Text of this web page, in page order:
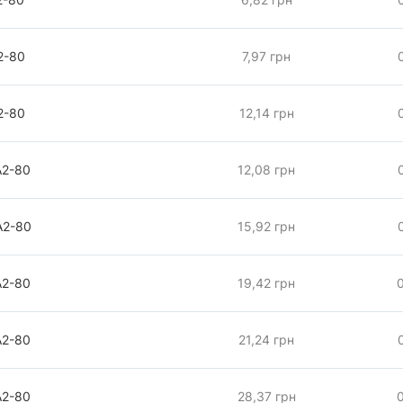
80 7,97 грн
80 12,14 грн
80 12,08 грн
80 15,92 грн
80 19,42 грн
80 21,24 грн
80 28,37 грн